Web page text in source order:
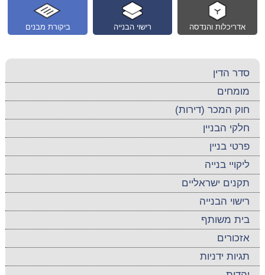
ביקורת מבנים רישוי הבנייה אדריכלות והנדסה
סדר הדין
מומחים
חוק המכר (דירות)
חלקי הבניין
פרטי בניין
ליקויי בנייה
תקנים ישראליים
רישוי הבנייה
בית משותף
אזכורים
תגיות ידניות